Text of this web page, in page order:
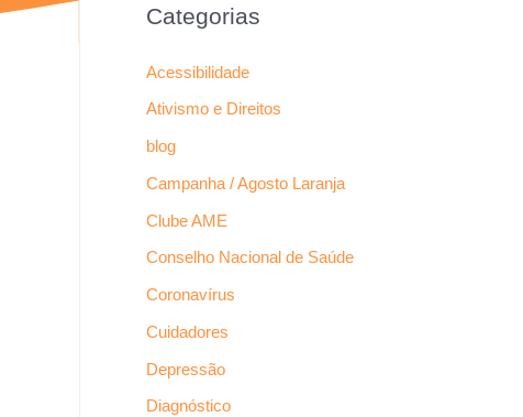
Categorias
Acessibilidade
Ativismo e Direitos
blog
Campanha / Agosto Laranja
Clube AME
Conselho Nacional de Saúde
Coronavírus
Cuidadores
Depressão
Diagnóstico